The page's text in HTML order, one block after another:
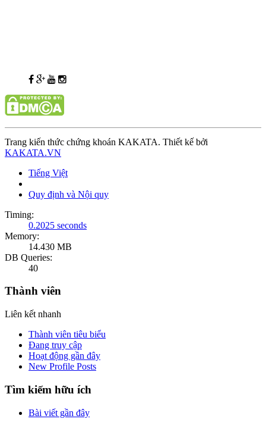
Trang kiến thức chứng khoán KAKATA. Thiết kế bởi
KAKATA.VN
Tiếng Việt
Quy định và Nội quy
Timing:
0.2025 seconds
Memory:
14.430 MB
DB Queries:
40
Thành viên
Liên kết nhanh
Thành viên tiêu biểu
Đang truy cập
Hoạt động gần đây
New Profile Posts
Tìm kiếm hữu ích
Bài viết gần đây